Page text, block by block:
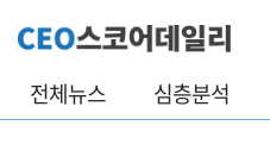
전체뉴스 심층분석